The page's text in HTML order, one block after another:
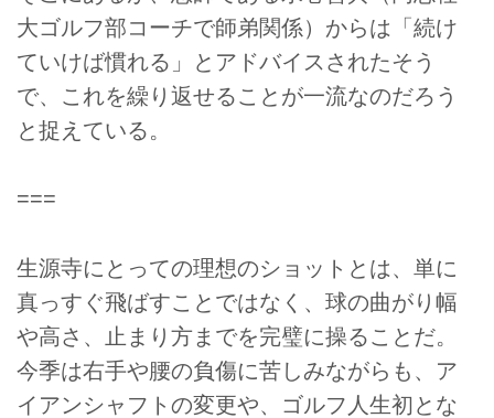
大ゴルフ部コーチで師弟関係）からは「続け
ていけば慣れる」とアドバイスされたそう
で、これを繰り返せることが一流なのだろう
と捉えている。
===
生源寺にとっての理想のショットとは、単に
真っすぐ飛ばすことではなく、球の曲がり幅
や高さ、止まり方までを完璧に操ることだ。
今季は右手や腰の負傷に苦しみながらも、ア
イアンシャフトの変更や、ゴルフ人生初とな